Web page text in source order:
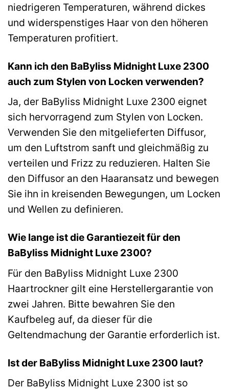
niedrigeren Temperaturen, während dickes
und widerspenstiges Haar von den höheren
Temperaturen profitiert.
Kann ich den BaByliss Midnight Luxe 2300
auch zum Stylen von Locken verwenden?
Ja, der BaByliss Midnight Luxe 2300 eignet
sich hervorragend zum Stylen von Locken.
Verwenden Sie den mitgelieferten Diffusor,
um den Luftstrom sanft und gleichmäßig zu
verteilen und Frizz zu reduzieren. Halten Sie
den Diffusor an den Haaransatz und bewegen
Sie ihn in kreisenden Bewegungen, um Locken
und Wellen zu definieren.
Wie lange ist die Garantiezeit für den
BaByliss Midnight Luxe 2300?
Für den BaByliss Midnight Luxe 2300
Haartrockner gilt eine Herstellergarantie von
zwei Jahren. Bitte bewahren Sie den
Kaufbeleg auf, da dieser für die
Geltendmachung der Garantie erforderlich ist.
Ist der BaByliss Midnight Luxe 2300 laut?
Der BaByliss Midnight Luxe 2300 ist so